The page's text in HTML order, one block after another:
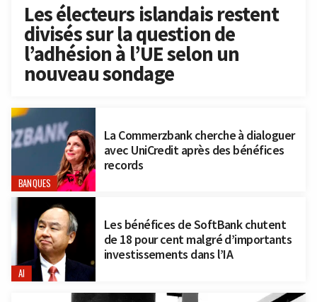
Les électeurs islandais restent
divisés sur la question de
l’adhésion à l’UE selon un
nouveau sondage
BANQUES
La Commerzbank cherche à dialoguer
avec UniCredit après des bénéfices
records
AI
Les bénéfices de SoftBank chutent
de 18 pour cent malgré d’importants
investissements dans l’IA